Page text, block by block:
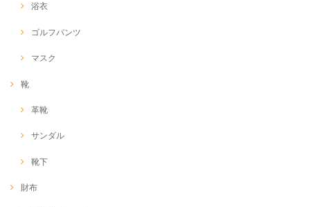
浴衣
ゴルフパンツ
マスク
靴
革靴
サンダル
靴下
財布